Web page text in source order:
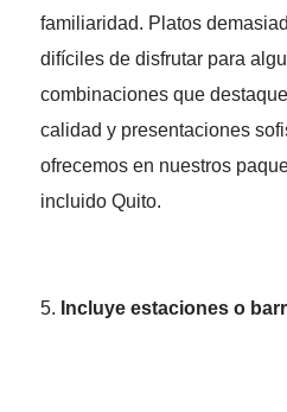
familiaridad. Platos
difíciles de disfrutar para
combinaciones que
calidad y presentaciones
ofrecemos en nuestros
incluido Quito.
Incluye estaciones o